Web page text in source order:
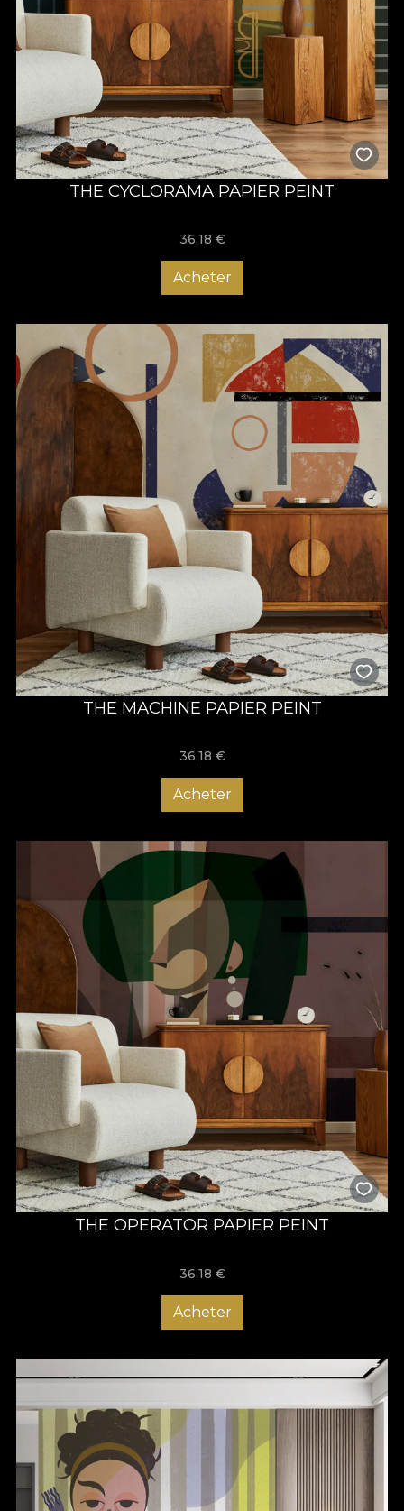
THE CYCLORAMA PAPIER PEINT
36,18 €
Acheter
THE MACHINE PAPIER PEINT
36,18 €
Acheter
THE OPERATOR PAPIER PEINT
36,18 €
Acheter